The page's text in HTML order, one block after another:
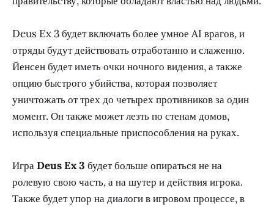
Deus Ex 3 будет включать более умное AI врагов, и
отряды будут действовать отработанно и слаженно.
Йенсен будет иметь очки ночного видения, а также
опцию быстрого убийства, которая позволяет
уничтожать от трех до четырех противников за один
момент. Он также может лезть по стенам домов,
используя специальные приспособления на руках.
ИграDeus Ex 3 будет больше опираться не на
ролевую свою часть, а на шутер и действия игрока.
Также будет упор на диалоги в игровом процессе, в